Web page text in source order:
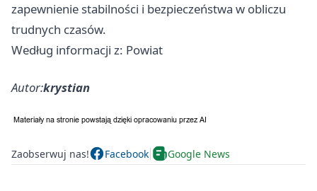
zapewnienie stabilności i bezpieczeństwa w obliczu
trudnych czasów.
Według informacji z: Powiat
Autor:krystian
Zaobserwuj nas! Facebook Google News